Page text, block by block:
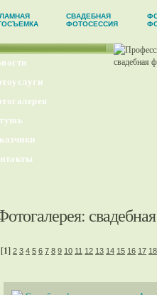
СВАДЕБНАЯ
ФОТОСЕССИЯ
:
[1] 2 3 4 5 6 7 8 9 10 11 12 13 14 15 16 17 18